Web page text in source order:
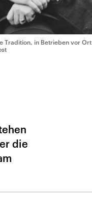
Tradition, in Betrieben vor Ort
die